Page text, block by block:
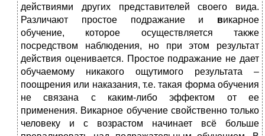
действиями других представителей своего вида.
Различают
простое подражание и викарное
обучение, которое осуществляется также
посредством наблюдения, но при этом результат
действия оценивается. Простое подражание не дает
обучаемому никакого ощутимого результата –
поощрения или наказания, т.е. такая форма обучения
не связана с каким-либо эффектом от ее
применения. Викарное обучение свойственно только
человеку и с возрастом начинает всё больше